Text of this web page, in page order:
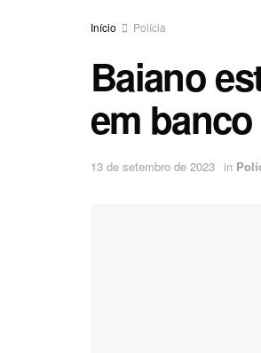
Início Polícia
Baiano
em
13 de setembro de 2023 in